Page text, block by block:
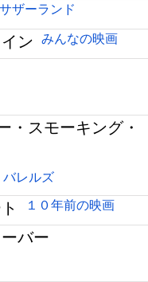
ザーランド
ン みんなの映画
・スモーキング・
バレルズ
１０年前の映画
バー